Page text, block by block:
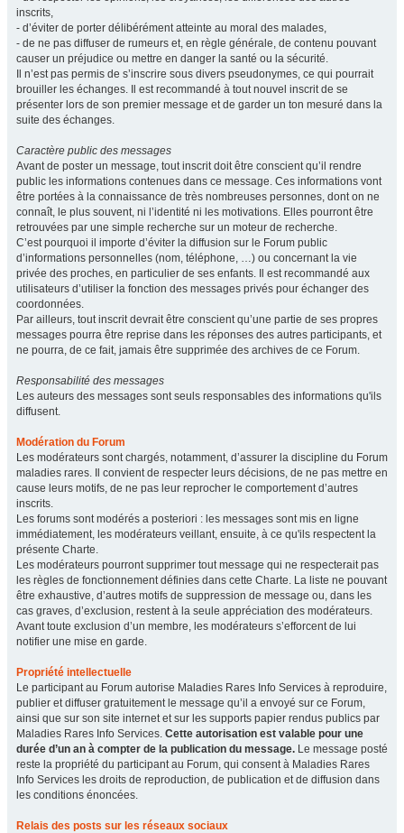
inscrits,
- d’éviter de porter délibérément atteinte au moral des malades,
- de ne pas diffuser de rumeurs et, en règle générale, de contenu pouvant
causer un préjudice ou mettre en danger la santé ou la sécurité.
Il n’est pas permis de s’inscrire sous divers pseudonymes, ce qui pourrait
brouiller les échanges. Il est recommandé à tout nouvel inscrit de se
présenter lors de son premier message et de garder un ton mesuré dans la
suite des échanges.
Caractère public des messages
Avant de poster un message, tout inscrit doit être conscient qu’il rendre
public les informations contenues dans ce message. Ces informations vont
être portées à la connaissance de très nombreuses personnes, dont on ne
connaît, le plus souvent, ni l’identité ni les motivations. Elles pourront être
retrouvées par une simple recherche sur un moteur de recherche.
C’est pourquoi il importe d’éviter la diffusion sur le Forum public
d’informations personnelles (nom, téléphone, …) ou concernant la vie
privée des proches, en particulier de ses enfants. Il est recommandé aux
utilisateurs d’utiliser la fonction des messages privés pour échanger des
coordonnées.
Par ailleurs, tout inscrit devrait être conscient qu’une partie de ses propres
messages pourra être reprise dans les réponses des autres participants, et
ne pourra, de ce fait, jamais être supprimée des archives de ce Forum.
Responsabilité des messages
Les auteurs des messages sont seuls responsables des informations qu'ils
diffusent.
Modération du Forum
Les modérateurs sont chargés, notamment, d’assurer la discipline du Forum
maladies rares. Il convient de respecter leurs décisions, de ne pas mettre en
cause leurs motifs, de ne pas leur reprocher le comportement d’autres
inscrits.
Les forums sont modérés a posteriori : les messages sont mis en ligne
immédiatement, les modérateurs veillant, ensuite, à ce qu'ils respectent la
présente Charte.
Les modérateurs pourront supprimer tout message qui ne respecterait pas
les règles de fonctionnement définies dans cette Charte. La liste ne pouvant
être exhaustive, d’autres motifs de suppression de message ou, dans les
cas graves, d’exclusion, restent à la seule appréciation des modérateurs.
Avant toute exclusion d’un membre, les modérateurs s’efforcent de lui
notifier une mise en garde.
Propriété intellectuelle
Le participant au Forum autorise Maladies Rares Info Services à reproduire,
publier et diffuser gratuitement le message qu’il a envoyé sur ce Forum,
ainsi que sur son site internet et sur les supports papier rendus publics par
Maladies Rares Info Services. Cette autorisation est valable pour une
durée d’un an à compter de la publication du message. Le message posté
reste la propriété du participant au Forum, qui consent à Maladies Rares
Info Services les droits de reproduction, de publication et de diffusion dans
les conditions énoncées.
Relais des posts sur les réseaux sociaux